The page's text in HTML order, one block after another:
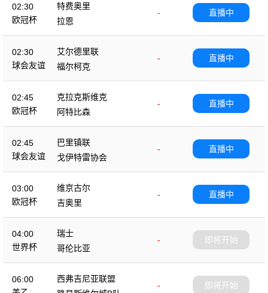
02:30
欧冠杯
特费奥里
-
拉恩
直播中
02:30
球会友谊
艾尔德里联
-
福尔柯克
直播中
02:45
欧冠杯
克拉克斯维克
-
阿特比森
直播中
02:45
球会友谊
巴里镇联
-
戈伊特雷协会
直播中
03:00
欧冠杯
维京古尔
-
吉奥里
直播中
04:00
世界杯
瑞士
-
哥伦比亚
即将开始
06:00
西弗吉尼亚联盟
-
即将开始